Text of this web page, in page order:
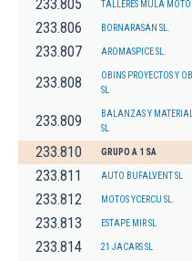
233.805 TALLERES MULA MOTOR
233.806 BORNARASAN SL.
233.807 AROMASPICE SL.
233.808
OBINS PROYECTOS Y
SL
233.809
BALANZAS Y
SL
233.810 GRUPO A 1 SA
233.811 AUTO BUFALVENT SL
233.812 MOTOS YCERCU SL.
233.813 ESTAPE MIR SL
233.814 21 JACARS SL